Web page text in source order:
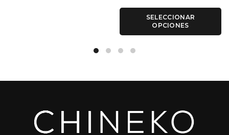
SELECCIONAR
OPCIONES